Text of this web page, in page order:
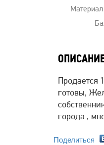
Материал
Продается
готовы,
города ,
Поделиться